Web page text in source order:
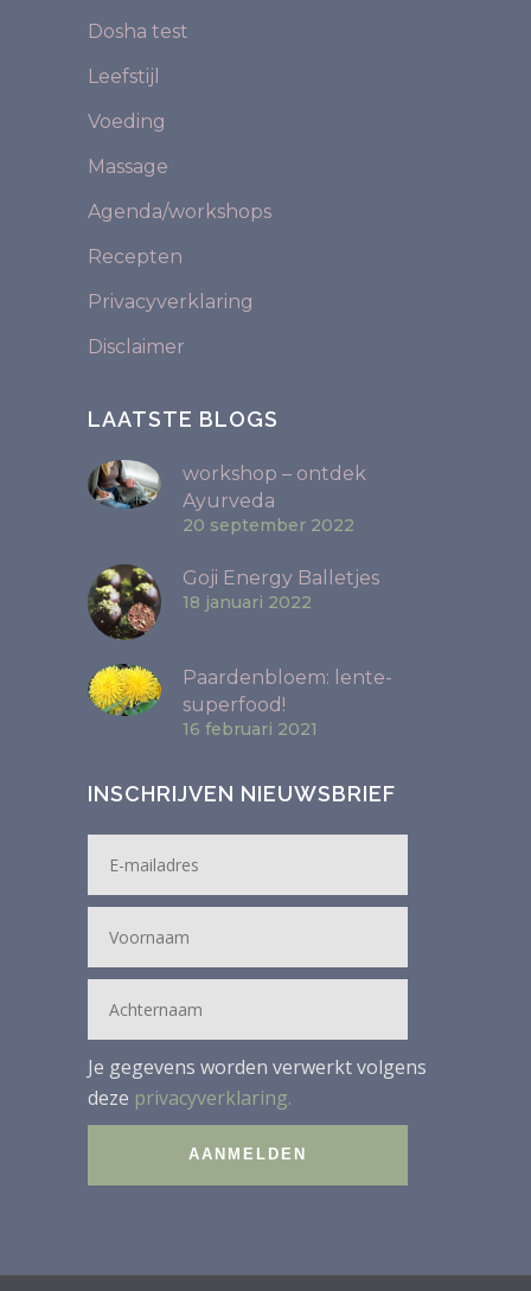
Dosha test
Leefstijl
Voeding
Massage
Agenda/workshops
Recepten
Privacyverklaring
Disclaimer
LAATSTE BLOGS
workshop – ontdek
Ayurveda
20 september 2022
Goji Energy Balletjes
18 januari 2022
Paardenbloem: lente-
superfood!
16 februari 2021
INSCHRIJVEN NIEUWSBRIEF
Je gegevens worden verwerkt volgens
deze privacyverklaring.